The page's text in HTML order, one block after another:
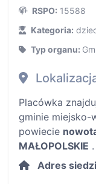
RSPO: 15588
Kategoria:
Typ organu:
Placówka
gminie miejsko-
powiecie
MAŁOPOLSKIE .
Adres